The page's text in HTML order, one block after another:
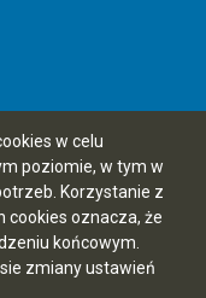
w celu
poziomie, w tym w
Korzystanie z
cookies oznacza, że
końcowym.
zmiany ustawień
14:57